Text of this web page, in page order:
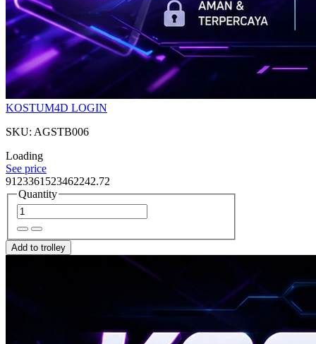
KOSTUM4D LOGIN
SKU: AGSTB006
Loading
See price
9123361523462242.72
Quantity
Add to trolley